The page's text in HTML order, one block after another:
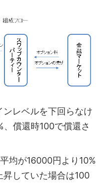
レベルを下回らなけ
償還時100で償還さ
均が16000円より10%
昇していた場合は100